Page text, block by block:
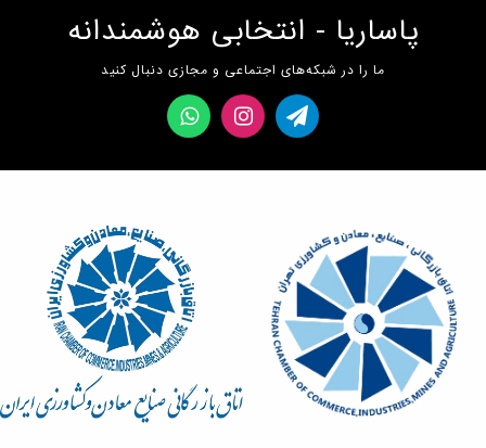
پاساریا - انتخابی هوشمندانه
ما را در شبکه‌های اجتماعی و مجازی دنبال کنید